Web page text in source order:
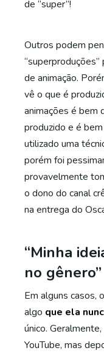
de “super”!
Outros podem
de animação.
vê o que é
animações é bem
produzido e é
utilizado uma
porém foi
provavelmente
o dono do canal
na entrega do
“Minha
no gênero”
Em alguns casos,
algo que ela
único.
YouTube, mas